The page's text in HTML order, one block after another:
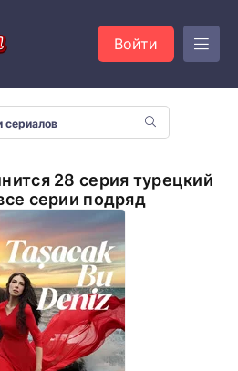
Войти
28 серия турецкий
серии подряд